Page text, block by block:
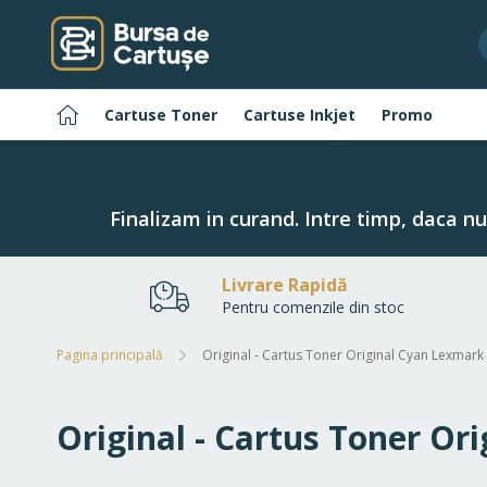
Navigați
la
Conținut
PaginaCartuse Toner Cartuse Inkjet Promo
Finalizam in curand. Intre timp, daca
Livrare Rapidă
Pentru comenzile din stoc
Pagina principală Original - Cartus Toner Original Cyan
Original - Cartus Toner